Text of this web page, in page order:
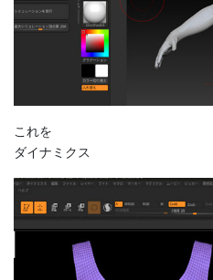
これを
ダイナミクス